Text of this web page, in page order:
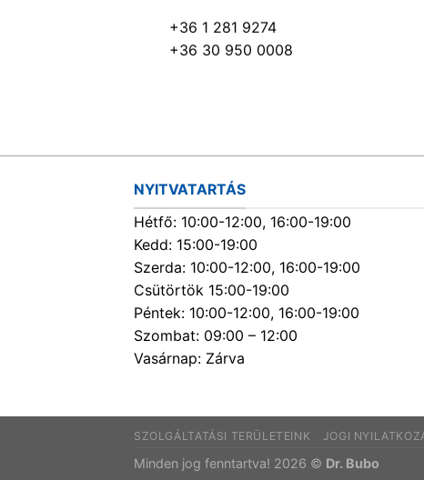
+36 1 281 9274
+36 30 950 0008
NYITVATARTÁS
Hétfő: 10:00-12:00, 16:00-19:00
Kedd: 15:00-19:00
Szerda: 10:00-12:00, 16:00-19:00
Csütörtök 15:00-19:00
Péntek: 10:00-12:00, 16:00-19:00
Szombat: 09:00 – 12:00
Vasárnap: Zárva
SZOLGÁLTATÁSI TERÜLETEINK JOGI
Minden jog fenntartva! 2026 © Dr. Bubo